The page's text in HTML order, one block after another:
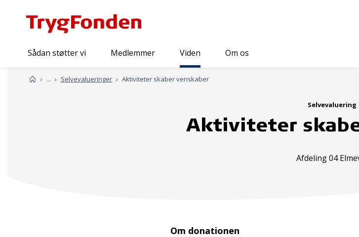
Sådan støtter vi Medlemmer Viden Om os
Forside
...
Viden Selvevalueringer Aktiviteter skaber venskaber
Selvevaluering
Aktiviteter
Afdeling 04
Om donationen